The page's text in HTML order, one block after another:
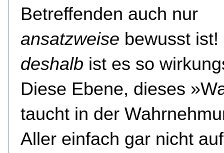
Betreffenden auch nur
ansatzweise bewusst ist!
deshalb ist es so
Diese Ebene, dieses
taucht in der
Aller einfach gar nicht